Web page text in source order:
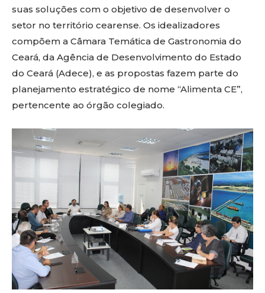
suas soluções com o objetivo de desenvolver o
setor no território cearense. Os idealizadores
compõem a Câmara Temática de Gastronomia do
Ceará, da Agência de Desenvolvimento do Estado
do Ceará (Adece), e as propostas fazem parte do
planejamento estratégico de nome “Alimenta CE”,
pertencente ao órgão colegiado.